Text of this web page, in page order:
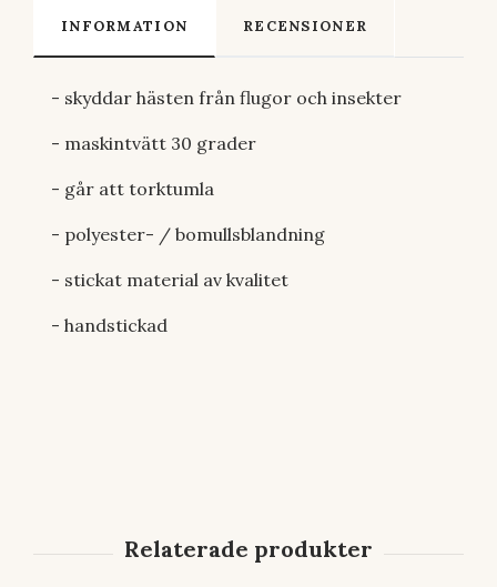
INFORMATION RECENSIONER
- skyddar hästen från flugor och insekter
- maskintvätt 30 grader
- går att torktumla
- polyester- / bomullsblandning
- stickat material av kvalitet
- handstickad